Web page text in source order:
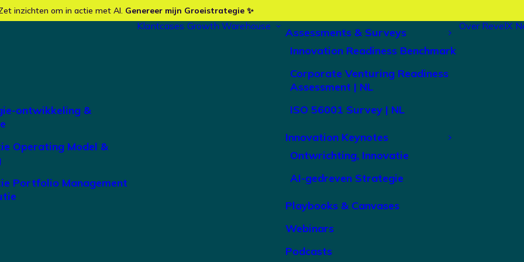
inzichten om in actie met AI. Genereer mijn Groeistrategie ✨
ontwikkeling &
Operating Model &
Portfolio Management
Klantcases Growth Warehouse
Assessments & Surveys
Innovation Readiness Benchmark
Corporate Venturing Readiness
Assessment | NL
ISO 56001 Survey | NL
Innovation Keynotes
Ontwrichting, Innovatie
AI-gedreven Strategie
Playbooks & Canvases
Webinars
Podcasts
Over RevelX